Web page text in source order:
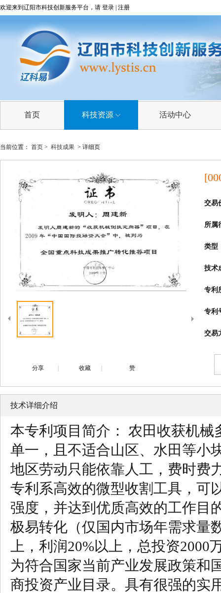
欢迎来到辽阳市科技创新服务平台，请 登录 注册
首页 科技资源 活动中心
技术需求
技术专家
科研院所
当前位置： 首页 > 科技成果 > 详细页
交易
所属
类型
技术
专利
专利
交易
分享 收藏 赞
技术详细介绍
本专利项目简介： 农田收获机
单一，且不适合山区、水田等小
地区劳动只能依靠人工，费时费
专利系高效的微型收割工具，可
强度，并达到优质高效的工作目
极易转化（仅国内市场年需求量
上，利润20%以上，总投资
为符合国家当前产业发展政策和
商投资产业目录。具有很强的实